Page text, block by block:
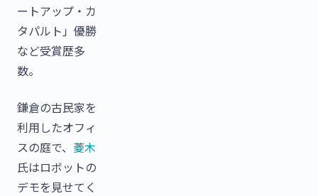
ートアップ・カ
タパルト」優勝
など受賞歴多
数。
鎌倉の古民家を
利用したオフィ
スの庭で、 菱木
氏はロボットの
デモを見せてく